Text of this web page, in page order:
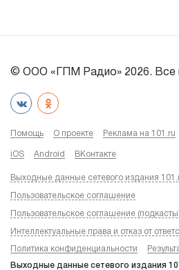
© ООО «ГПМ Радио» 2026. Все
Помощь О проекте Реклама на 101.ru
iOS Android ВКонтакте
Выходные данные сетевого издания
Пользовательское соглашение
Пользовательское соглашение
Интеллектуальные права и отказ от
Политика конфиденциальности
Выходные данные сетевого издания